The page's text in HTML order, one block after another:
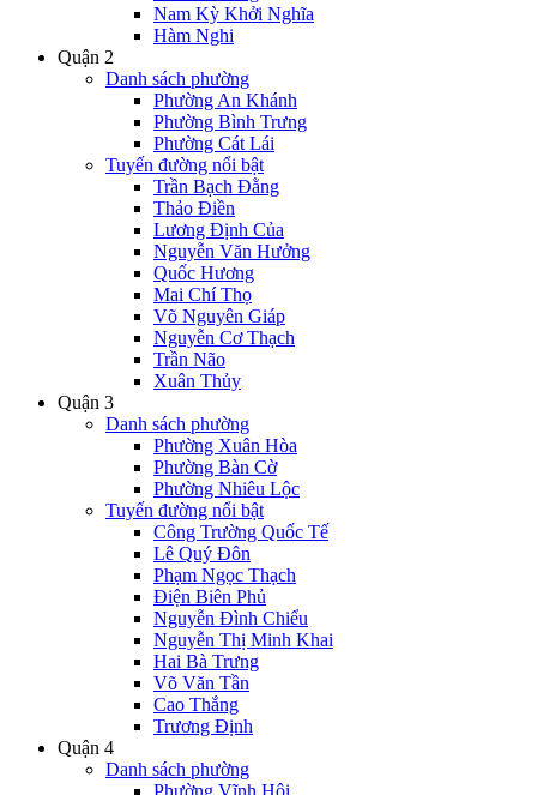
Nam Kỳ Khởi Nghĩa
Hàm Nghi
Quận 2
Danh sách phường
Phường An Khánh
Phường Bình Trưng
Phường Cát Lái
Tuyến đường nổi bật
Trần Bạch Đằng
Thảo Điền
Lương Định Của
Nguyễn Văn Hưởng
Quốc Hương
Mai Chí Thọ
Võ Nguyên Giáp
Nguyễn Cơ Thạch
Trần Não
Xuân Thủy
Quận 3
Danh sách phường
Phường Xuân Hòa
Phường Bàn Cờ
Phường Nhiêu Lộc
Tuyến đường nổi bật
Công Trường Quốc Tế
Lê Quý Đôn
Phạm Ngọc Thạch
Điện Biên Phủ
Nguyễn Đình Chiểu
Nguyễn Thị Minh Khai
Hai Bà Trưng
Võ Văn Tần
Cao Thắng
Trương Định
Quận 4
Danh sách phường
Phường Vĩnh Hội